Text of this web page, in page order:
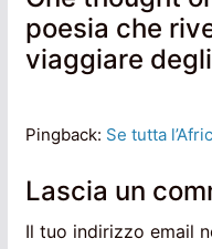
poesia che
viaggiare
Pingback: Se tutta
Lascia un
Il tuo indirizzo email